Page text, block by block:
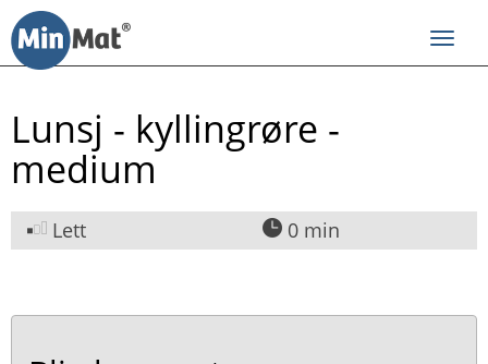
innhold
Lunsj - kyllingrøre -
medium
Lett 0 min